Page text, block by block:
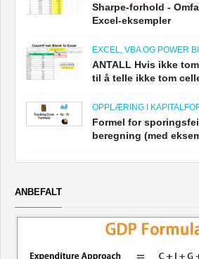
Sharpe-forhold -
Excel-eksempler
EXCEL, VBA OG POWER BI
ANTALL Hvis ikke
til å telle ikke tom
OPPLÆRING I
Formel for
beregning (med
ANBEFALT